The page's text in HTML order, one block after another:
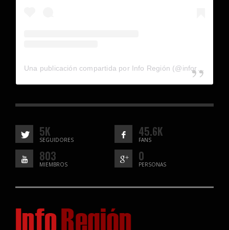
5K
SEGUIDORES
45.6K
FANS
803
MIEMBROS
0
PERSONAS